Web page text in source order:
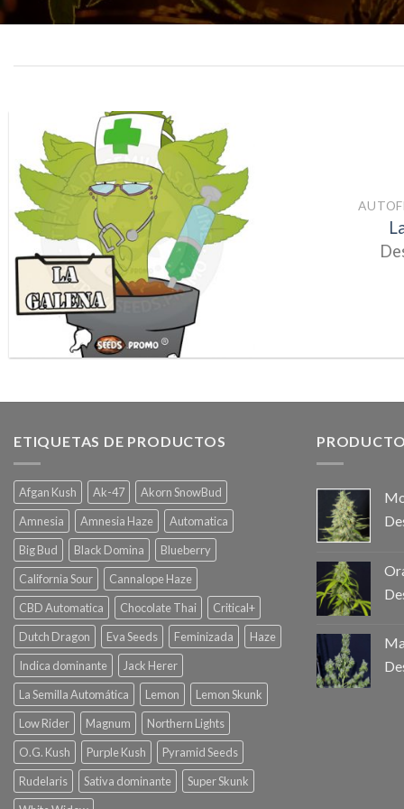
ETIQUETAS DE PRODUCTOS
Afgan Kush Ak-47
Akorn SnowBud
Amnesia
Amnesia Haze
Automatica
Big Bud
Black Domina
Blueberry
California Sour
Cannalope Haze
CBD Automatica
Chocolate Thai
Critical+
Dutch Dragon
Eva Seeds Feminizada
Haze
Indica dominante
Jack Herer
La Semilla Automática
Lemon
Lemon Skunk
Low Rider
Magnum
Northern Lights
O.G. Kush
Purple Kush
Pyramid Seeds
Rudelaris
Sativa dominante
Super Skunk